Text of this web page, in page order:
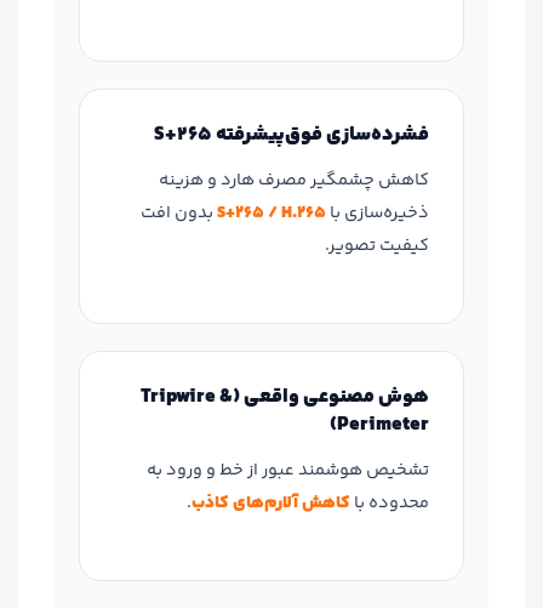
فشرده‌سازی فوق‌پیشرفته S+265
کاهش چشمگیر مصرف هارد و هزینه
ذخیره‌سازی با S+265 / H.265بدون افت
کیفیت تصویر.
هوش مصنوعی واقعی (Tripwire &
Perimeter)
تشخیص هوشمند عبور از خط و ورود به
محدوده با کاهش آلارم‌های کاذب.